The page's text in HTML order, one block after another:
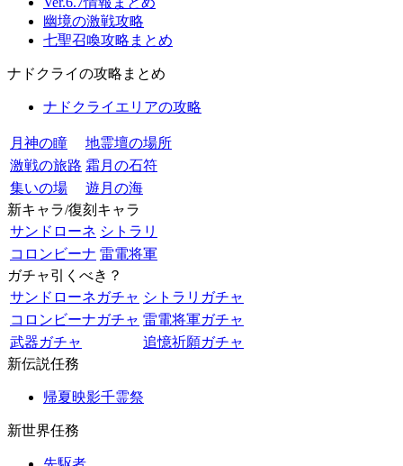
幽境の激戦攻略
七聖召喚攻略まとめ
ナドクライの攻略まとめ
ナドクライエリアの攻略
月神の瞳
地霊壇の場所
激戦の旅路 霜月の石符
集いの場
遊月の海
新キャラ/復刻キャラ
サンドローネ シトラリ
コロンビーナ 雷電将軍
ガチャ引くべき？
サンドローネガチャ シトラリガチャ
コロンビーナガチャ 雷電将軍ガチャ
武器ガチャ
追憶祈願ガチャ
新伝説任務
帰夏映影千霊祭
新世界任務